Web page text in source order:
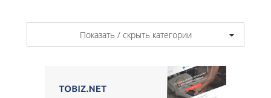
Показать / скрыть категории